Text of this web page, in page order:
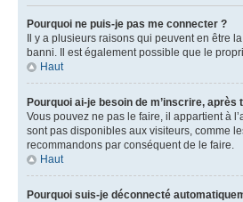
Pourquoi ne puis-je pas me connecter ?
Il y a plusieurs raisons qui peuvent en être
banni. Il est également possible que le
Haut
Pourquoi ai-je besoin de m’inscrire, après
Vous pouvez ne pas le faire, il appartient à
sont pas disponibles aux visiteurs, comme
recommandons par conséquent de le faire.
Haut
Pourquoi suis-je déconnecté